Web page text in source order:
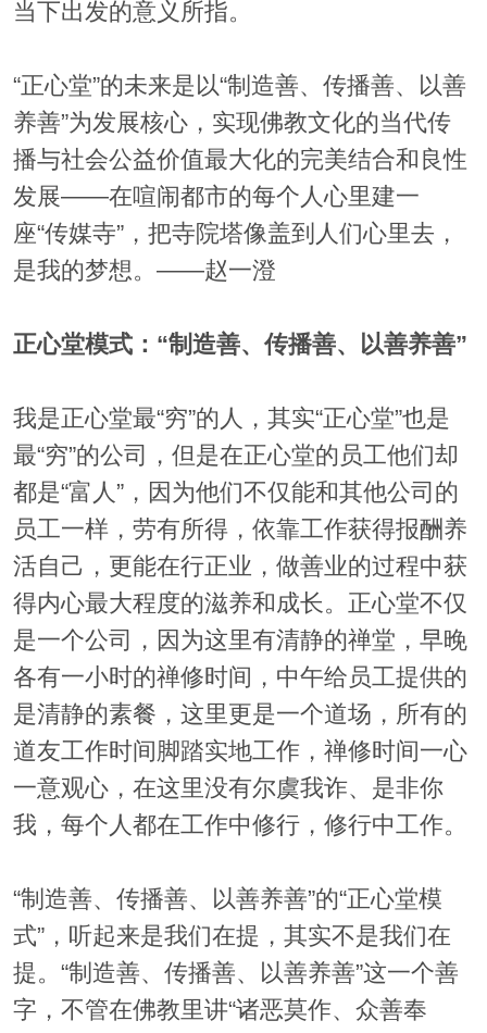
当下出发的意义所指。
“正心堂”的未来是以“制造善、传播善、以善
养善”为发展核心，实现佛教文化的当代传
播与社会公益价值最大化的完美结合和良性
发展——在喧闹都市的每个人心里建一
座“传媒寺”，把寺院塔像盖到人们心里去，
是我的梦想。——赵一澄
正心堂模式：“制造善、传播善、以善养善”
我是正心堂最“穷”的人，其实“正心堂”也是
最“穷”的公司，但是在正心堂的员工他们却
都是“富人”，因为他们不仅能和其他公司的
员工一样，劳有所得，依靠工作获得报酬养
活自己，更能在行正业，做善业的过程中获
得内心最大程度的滋养和成长。正心堂不仅
是一个公司，因为这里有清静的禅堂，早晚
各有一小时的禅修时间，中午给员工提供的
是清静的素餐，这里更是一个道场，所有的
道友工作时间脚踏实地工作，禅修时间一心
一意观心，在这里没有尔虞我诈、是非你
我，每个人都在工作中修行，修行中工作。
“制造善、传播善、以善养善”的“正心堂模
式”，听起来是我们在提，其实不是我们在
提。“制造善、传播善、以善养善”这一个善
字，不管在佛教里讲“诸恶莫作、众善奉